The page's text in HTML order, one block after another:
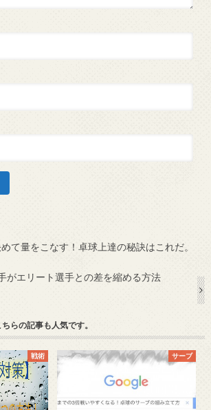
て量をこなす！卓球上達の秘訣はこれだ。
がエリート選手との差を縮める方法
ちらの記事も人気です。
戦術 サーブ